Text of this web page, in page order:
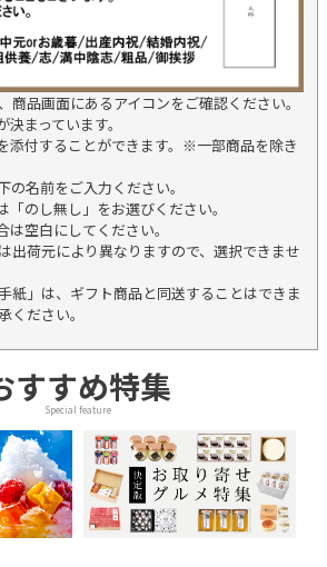
商品画面にあるアイコンをご確認ください。
まっています。
添付することができます。※一部商品を除き
の名前をご入力ください。
のし無し」をお選びください。
空白にしてください。
出荷元により異なりますので、選択できませ
紙」は、ギフト商品と同送することはできま
ください。
すすめ特集
Special feature